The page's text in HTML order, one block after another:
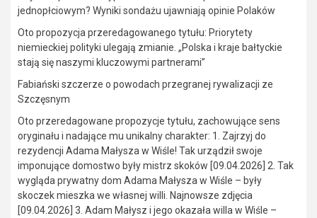
jednopłciowym? Wyniki sondażu ujawniają opinie Polaków
Oto propozycja przeredagowanego tytułu: Priorytety
niemieckiej polityki ulegają zmianie. „Polska i kraje bałtyckie
stają się naszymi kluczowymi partnerami”
Fabiański szczerze o powodach przegranej rywalizacji ze
Szczęsnym
Oto przeredagowane propozycje tytułu, zachowujące sens
oryginału i nadające mu unikalny charakter: 1. Zajrzyj do
rezydencji Adama Małysza w Wiśle! Tak urządził swoje
imponujące domostwo były mistrz skoków [09.04.2026] 2. Tak
wygląda prywatny dom Adama Małysza w Wiśle – były
skoczek mieszka we własnej willi. Najnowsze zdjęcia
[09.04.2026] 3. Adam Małysz i jego okazała willa w Wiśle –